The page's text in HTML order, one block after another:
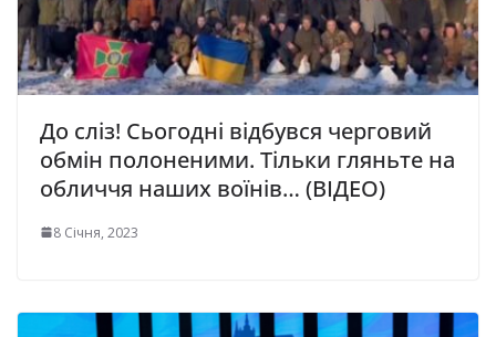
До сліз! Сьогодні відбувся черговий
обмін полоненими. Тільки гляньте на
обличчя наших воїнів… (ВІДЕО)
8 Січня, 2023